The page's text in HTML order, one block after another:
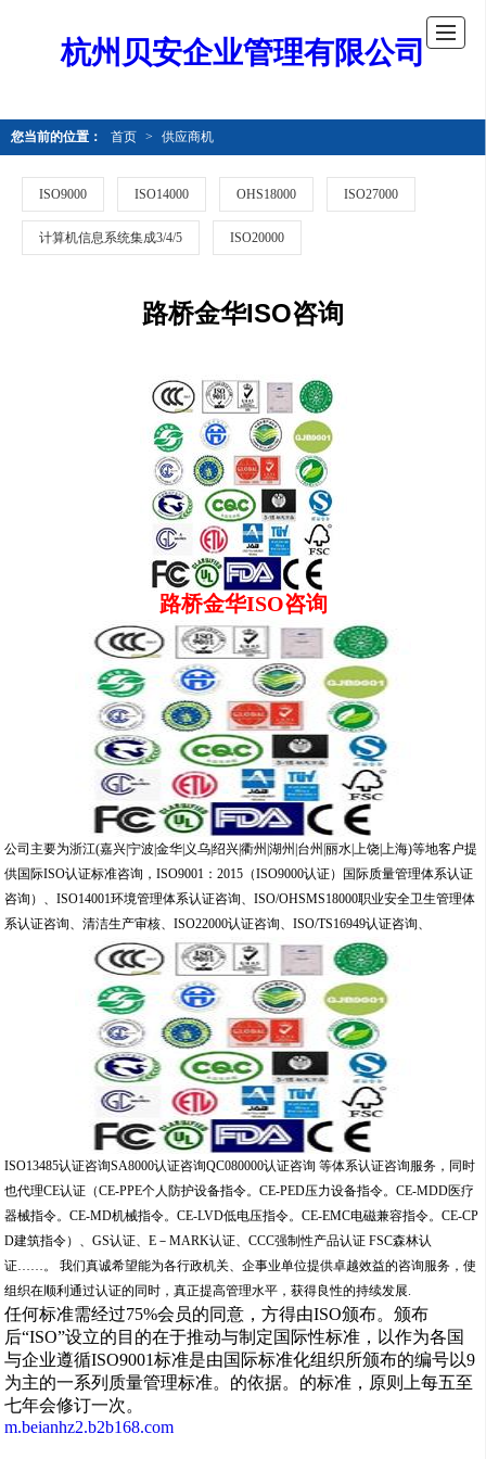
杭州贝安企业管理有限公司
您当前的位置： 首页 > 供应商机
ISO9000 ISO14000 OHS18000 ISO27000
计算机信息系统集成3/4/5 ISO20000
路桥金华ISO咨询
路桥金华ISO咨询
公司主要为浙江(嘉兴|宁波|金华|义乌|绍兴|衢州|湖州|台州|丽水|上饶|上海)等地客户提
供国际ISO认证标准咨询，ISO9001：2015（ISO9000认证）国际质量管理体系认证
咨询）、ISO14001环境管理体系认证咨询、ISO/OHSMS18000职业安全卫生管理体
系认证咨询、清洁生产审核、ISO22000认证咨询、ISO/TS16949认证咨询、
ISO13485认证咨询SA8000认证咨询QC080000认证咨询 等体系认证咨询服务，同时
也代理CE认证（CE-PPE个人防护设备指令。CE-PED压力设备指令。CE-MDD医疗
器械指令。CE-MD机械指令。CE-LVD低电压指令。CE-EMC电磁兼容指令。CE-CP
D建筑指令）、GS认证、E－MARK认证、CCC强制性产品认证 FSC森林认
证……。 我们真诚希望能为各行政机关、企事业单位提供卓越效益的咨询服务，使
组织在顺利通过认证的同时，真正提高管理水平，获得良性的持续发展.
任何标准需经过75%会员的同意，方得由ISO颁布。颁布
后“ISO”设立的目的在于推动与制定国际性标准，以作为各国
与企业遵循ISO9001标准是由国际标准化组织所颁布的编号以9
为主的一系列质量管理标准。的依据。的标准，原则上每五至
七年会修订一次。
m.beianhz2.b2b168.com